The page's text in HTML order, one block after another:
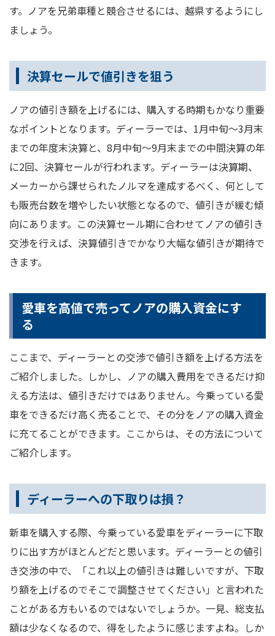
す。ノアを兄弟車種と競合させるには、越県するようにし
ましょう。
決算セールで値引きを狙う
ノアの値引き額を上げるには、購入する時期もかなり重要
なポイントとなります。ディーラーでは、1月中旬～3月末
までの年度末決算と、8月中旬～9月末までの中間決算の年
に2回、決算セールが行われます。ディーラーは決算期、
メーカーから課せられたノルマを達成するべく、何として
も販売台数を増やしたい状態となるので、値引きが緩む傾
向にあります。この決算セール期に合わせてノアの値引き
交渉を行えば、決算値引きでかなり大幅な値引きが期待で
きます。
愛車を高値で売ってノアの購入資金にす
る
ここまで、ディーラーとの交渉で値引き額を上げる方法を
ご紹介しました。しかし、ノアの購入費用をできるだけ抑
える方法は、値引きだけではありません。今乗っている愛
車をできるだけ高く売ることで、その分をノアの購入資金
に充てることができます。ここからは、その方法について
ご紹介します。
ディーラーへの下取りは損？
新車を購入する際、今乗っている愛車をディーラーに下取
りに出す方がほとんどだと思います。ディーラーとの値引
き交渉の中で、「これ以上の値引きは難しいですが、下取
り額を上げるのでそこで調整させてください」と言われた
ことがある方もいるのではないでしょうか。一見、総支払
額は少なくなるので、得をしたように感じますよね。しか